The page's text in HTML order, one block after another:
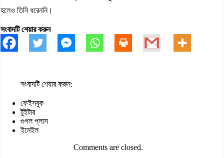
হলেও তিনি ধরেননি।
সংবাদটি শেয়ার করুন
সংবাদটি শেয়ার করুন:
ফেইসবুক
টুইটার
গুগল প্লাস
ইমেইল
Comments are closed.